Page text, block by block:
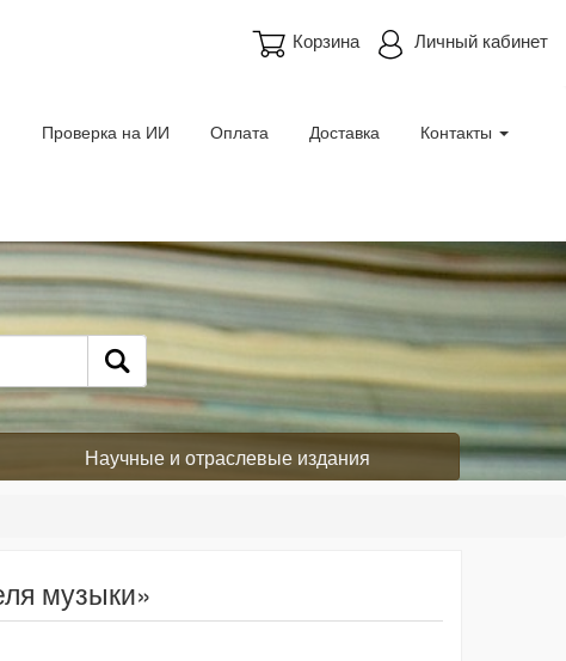
Личный кабинет
Корзина
Проверка на ИИ Оплата Доставка Контакты
Научные и отраслевые издания
музыки»